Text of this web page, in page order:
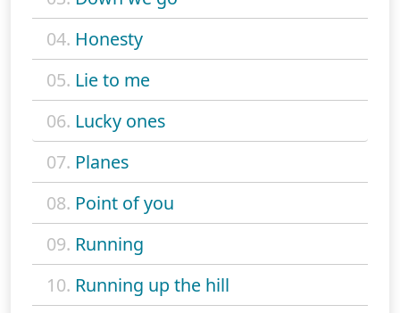
04. Honesty
05. Lie to me
06. Lucky ones
07. Planes
08. Point of you
09. Running
10. Running up the hill